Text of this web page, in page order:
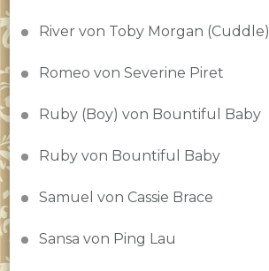
River von Toby Morgan (Cuddle)
Romeo von Severine Piret
Ruby (Boy) von Bountiful Baby
Ruby von Bountiful Baby
Samuel von Cassie Brace
Sansa von Ping Lau